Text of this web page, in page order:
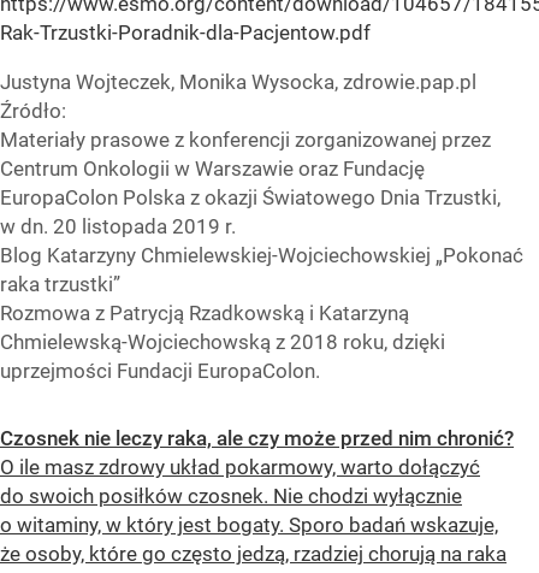
Rak-Trzustki-Poradnik-dla-Pacjentow.pdf
Justyna Wojteczek, Monika Wysocka, zdrowie.pap.pl
Źródło:
Materiały prasowe z konferencji zorganizowanej przez
Centrum Onkologii w Warszawie oraz Fundację
EuropaColon Polska z okazji Światowego Dnia Trzustki,
w dn. 20 listopada 2019 r.
Blog Katarzyny Chmielewskiej-Wojciechowskiej „Pokonać
raka trzustki”
Rozmowa z Patrycją Rzadkowską i Katarzyną
Chmielewską-Wojciechowską z 2018 roku, dzięki
uprzejmości Fundacji EuropaColon.
Czosnek nie leczy raka, ale czy może przed nim chronić?
O ile masz zdrowy układ pokarmowy, warto dołączyć
do swoich posiłków czosnek. Nie chodzi wyłącznie
o witaminy, w który jest bogaty. Sporo badań wskazuje,
że osoby, które go często jedzą, rzadziej chorują na raka